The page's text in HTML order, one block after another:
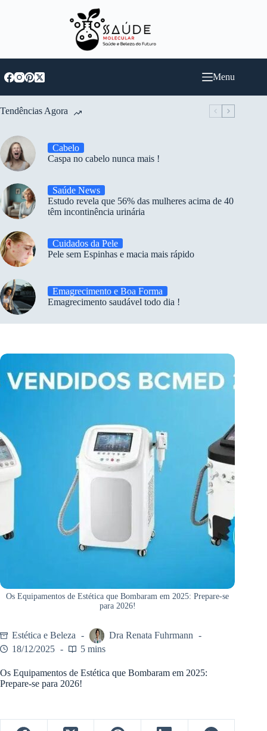
Menu
Tendências Agora
Cabelo
Caspa no cabelo nunca mais !
Saúde News
Estudo revela que 56% das mulheres acima de 40
têm incontinência urinária
Cuidados da Pele
Pele sem Espinhas e macia mais rápido
Emagrecimento e Boa Forma
Emagrecimento saudável todo dia !
Os Equipamentos de Estética que Bombaram em 2025: Prepare-se
para 2026!
Estética e Beleza
Dra Renata Fuhrmann
18/12/2025
5 mins
Os Equipamentos de Estética que Bombaram em 2025:
Prepare-se para 2026!